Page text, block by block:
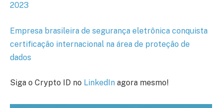
2023
Empresa brasileira de segurança eletrônica conquista
certificação internacional na área de proteção de
dados
Siga o Crypto ID no LinkedIn agora mesmo!